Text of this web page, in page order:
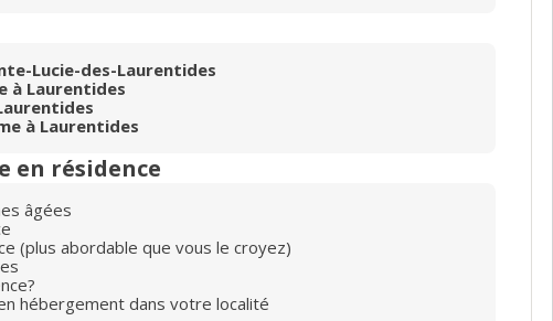
Lucie-des-Laurentides
à Laurentides
à Laurentides
en résidence
âgées
(plus abordable que vous le croyez)
hébergement dans votre localité